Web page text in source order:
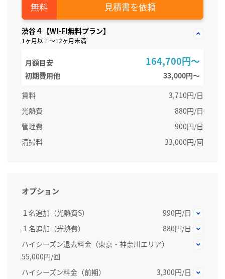
見積書を依頼
渋谷４【WI-FI無料プラン】
1ヶ月以上～12ヶ月未満
月額目安 164,700円～
初期費用他
33,000円〜
賃料
3,710円/日
光熱費
880円/日
管理費
900円/日
清掃料
33,000円/回
オプション
１名追加（光熱費S）
990円/日
１名追加（光熱費）
880円/日
ハイシーズン退去料金（東京・神奈川エリア）
55,000円/回
ハイシーズン料金（前期）
3,300円/日